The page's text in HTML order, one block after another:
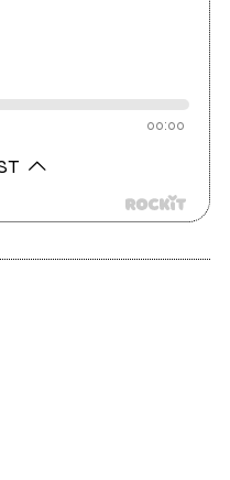
00:00